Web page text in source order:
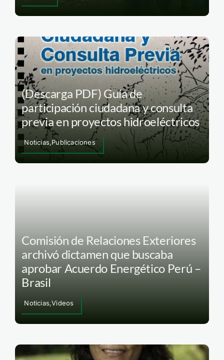
(Descarga PDF) Guía de
participación ciudadana y consulta
previa en proyectos hidroeléctricos
Noticias,Publicaciones
Comisión de Relaciones Exteriores
archivó dictamen que buscaba
aprobar Acuerdo Energético Perú –
Brasil
Noticias,Videos